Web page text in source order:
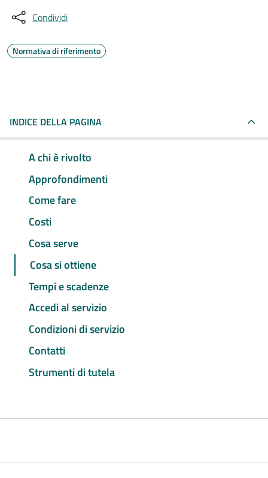
Condividi
Normativa di riferimento
INDICE DELLA PAGINA
A chi è rivolto
Approfondimenti
Come fare
Costi
Cosa serve
Cosa si ottiene
Tempi e scadenze
Accedi al servizio
Condizioni di servizio
Contatti
Strumenti di tutela